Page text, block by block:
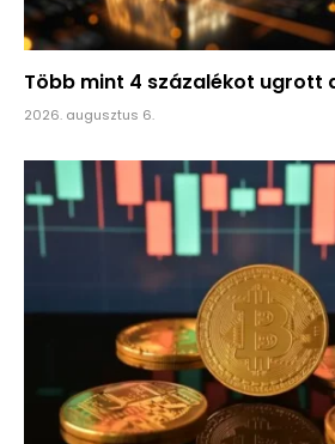
Több mint 4 százalékot ugrott
2026. augusztus 6.